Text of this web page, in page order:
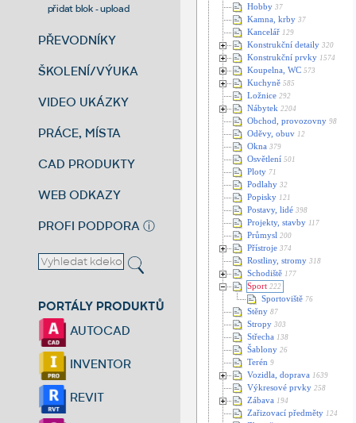
přidat blok - upload
PŘEVODNÍKY
ŠKOLENÍ/VÝUKA
VIDEO UKÁZKY
PRÁCE, MÍSTA
CAD PRODUKTY
WEB ODKAZY
PROFI PODPORA ⓘ
PORTÁLY PRODUKTŮ
AUTOCAD
INVENTOR
REVIT
Hobby 37
Kamna, krby 37
Kancelář 129
Konstrukční detaily 320
Konstrukční prvky 1574
Koupelna, WC 573
Kuchyně 585
Ložnice 292
Nábytek 2204
Obchod, provozovny 98
Oděvy, obuv 12
Okna 379
Osvětlení 501
Ploty 71
Podlahy 32
Popisky 121
Postavy, lidé 398
Projekty, stavby 117
Průmysl 200
Přístroje 374
Rostliny, stromy 318
Schodiště 177
Sport 222
Sportoviště 76
Stěny 87
Stropy 303
Střecha 138
Šablony 26
Terén 9
Vozidla, doprava 1639
Výkresové prvky 258
Zábava 194
Zařizovací předměty 124